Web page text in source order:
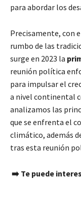
para abordar los
Precisamente, con
rumbo de las
surge en 2023 la
reunión política
para impulsar el
a nivel continental
analizamos las
que se enfrenta el
climático, además
tras esta reunión
➡️ Te puede